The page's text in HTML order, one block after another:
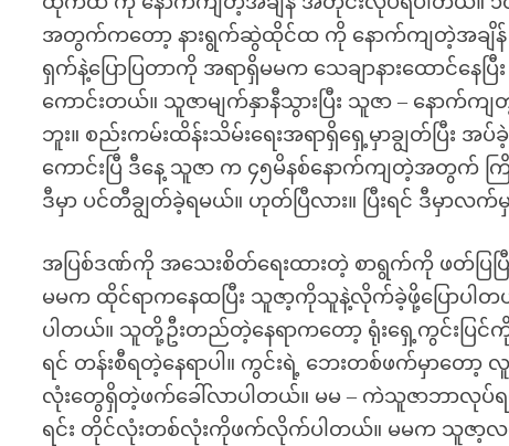
အတွက်ကတော့ နားရွက်ဆွဲထိုင်ထ ကို နောက်ကျတဲ့အချိန်
ရှက်နဲ့ပြောပြတာကို အရာရှိမမက သေချာနားထောင်န
ကောင်းတယ်။ သူဇာမျက်နှာနီသွားပြီး သူဇာ – နောက်
ဘူး။ စည်းကမ်းထိန်းသိမ်းရေးအရာရှိရှေ့မှာချွတ်ပြီး အ
ကောင်းပြီ ဒီနေ့ သူဇာ က ၄၅မိနစ်နောက်ကျတဲ့အတွက် က
ဒီမှာ ပင်တီချွတ်ခဲ့ရမယ်။ ဟုတ်ပြီလား။ ပြီးရင် ဒီမှာလ
အပြစ်ဒဏ်ကို အသေးစိတ်ရေးထားတဲ့ စာရွက်ကို ဖတ်ပြ
မမက ထိုင်ရာကနေထပြီး သူဇာ့ကိုသူနဲ့လိုက်ခဲ့ဖို့ပြောပါတ
ပါတယ်။ သူတို့ဦးတည်တဲ့နေရာကတော့ ရုံးရှေ့ကွင်းပြင်ကိုပ
ရင် တန်းစီရတဲ့နေရာပါ။ ကွင်းရဲ့ ဘေးတစ်ဖက်မှာတေ
လုံးတွေရှိတဲ့ဖက်ခေါ်လာပါတယ်။ မမ – ကဲသူဇာဘာလုပ်
ရင်း တိုင်လုံးတစ်လုံးကိုဖက်လိုက်ပါတယ်။ မမက သူဇ